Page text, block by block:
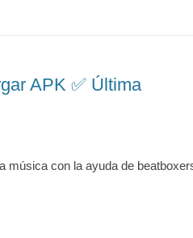
APK ✅️ Última
música con la ayuda de